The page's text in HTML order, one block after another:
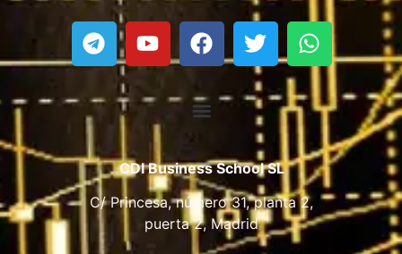
CDI Business School SL
C/ Princesa, número 31, planta 2,
puerta 2, Madrid